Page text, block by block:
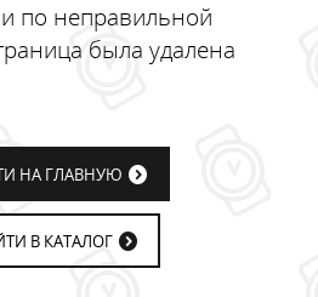
по неправильной
была удалена
НА ГЛАВНУЮ
В КАТАЛОГ